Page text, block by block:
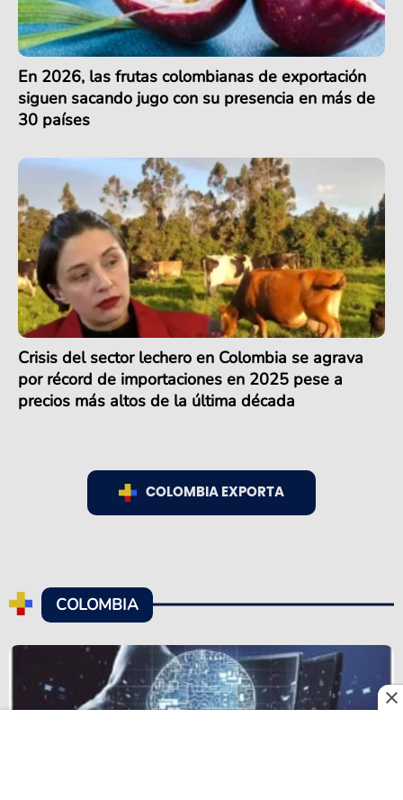
En 2026, las frutas colombianas de exportación
siguen sacando jugo con su presencia en más de
30 países
Crisis del sector lechero en Colombia se agrava
por récord de importaciones en 2025 pese a
precios más altos de la última década
COLOMBIA EXPORTA
COLOMBIA